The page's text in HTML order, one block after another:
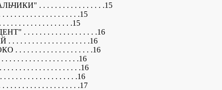
. . . . . . . . . . . . . . . . .15
. . . . . . . . . . . . . . . . .15
. . . . . . . . . . . . . . . .15
. . . . . . . . . . . . . . . . . . .16
. . . . . . . . . . . . . . . . . . .16
. . . . . . . . . . . . . . . . . . . .16
. . . . . . . . . . . . . . . . .16
. . . . . . . . . . . . . . . . . .16
. . . . . . . . . . . . . . . . .16
. . . . . . . . . . . . . . . . .17